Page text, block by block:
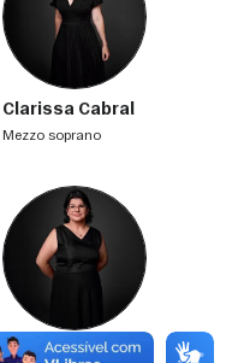
Clarissa Cabral
mezzo soprano
Eliane Chagas